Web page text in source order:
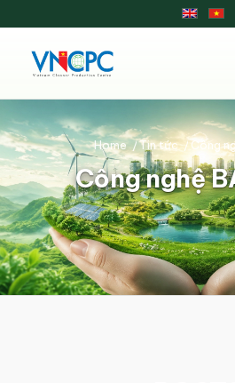
Công nghệ
Home /Tin tức /Công